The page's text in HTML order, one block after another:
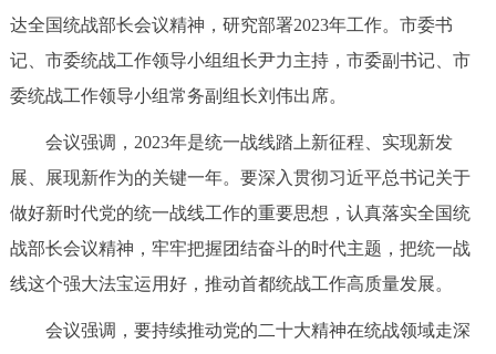
决策公开
政务服务
个人服务 法人服务 部门服务
便民服务 利企服务 投资项目
中介服务 阳光政务
达全国统战部长会议精神，研究部署2023年工作。市委书
记、市委统战工作领导小组组长尹力主持，市委副书记、市
委统战工作领导小组常务副组长刘伟出席。
会议强调，2023年是统一战线踏上新征程、实现新发
展、展现新作为的关键一年。要深入贯彻习近平总书记关于
做好新时代党的统一战线工作的重要思想，认真落实全国统
战部长会议精神，牢牢把握团结奋斗的时代主题，把统一战
线这个强大法宝运用好，推动首都统战工作高质量发展。
会议强调，要持续推动党的二十大精神在统战领域走深